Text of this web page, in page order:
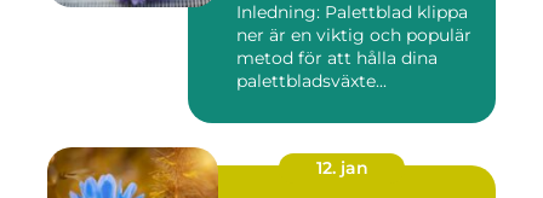
Inledning: Palettblad klippa
ner är en viktig och populär
metod för att hålla dina
palettbladsväxte...
12. jan